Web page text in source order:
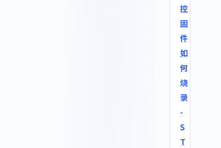
控
固
件
如
何
烧
录
-
S
T